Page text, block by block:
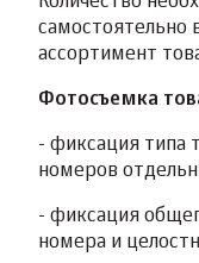
самостоятельно
ассортимент
Фотосъемка
- фиксация типа
номеров
- фиксация
номера и